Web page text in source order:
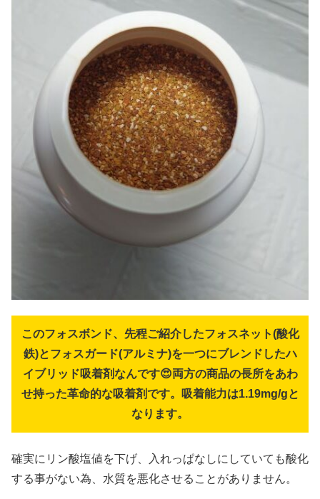
このフォスボンド、先程ご紹介したフォスネット(酸化
鉄)とフォスガード(アルミナ)を一つにブレンドしたハ
イブリッド吸着剤なんです😍両方の商品の長所をあわ
せ持った革命的な吸着剤です。吸着能力は1.19mg/gと
なります。
確実にリン酸塩値を下げ、入れっぱなしにしていても酸化
する事がない為、水質を悪化させることがありません。